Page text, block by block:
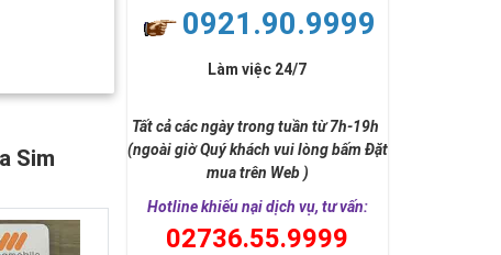
Sim
0921.90.9999
Làm việc 24/7
Tất cả các ngày trong tuần từ 7h-19h
(ngoài giờ Quý khách vui lòng bấm Đặt
mua trên Web )
Hotline khiếu nại dịch vụ, tư vấn:
02736.55.9999